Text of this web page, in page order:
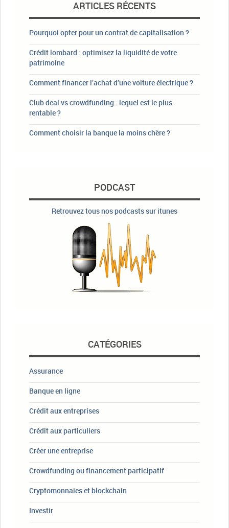
ARTICLES RÉCENTS
Pourquoi opter pour un contrat de capitalisation ?
Crédit lombard : optimisez la liquidité de votre
patrimoine
Comment financer l’achat d’une voiture électrique ?
Club deal vs crowdfunding : lequel est le plus
rentable ?
Comment choisir la banque la moins chère ?
PODCAST
Retrouvez tous nos podcasts sur itunes
CATÉGORIES
Assurance
Banque en ligne
Crédit aux entreprises
Crédit aux particuliers
Créer une entreprise
Crowdfunding ou financement participatif
Cryptomonnaies et blockchain
Investir